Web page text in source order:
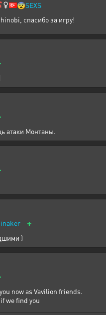
😨SEXS
спасибо за игру!
атаки Монтаны.
+
)
now as Vavilion friends.
we find you